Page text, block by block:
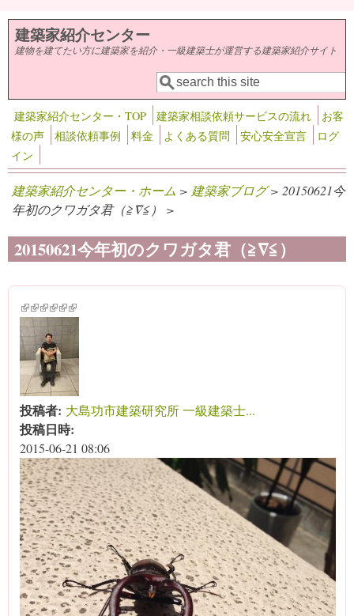
メインコンテンツに移動
建築家紹介センター
建物を建てたい方に建築家を紹介・一級建築士が運営する建築家紹介サイト
検索フォーム
検索
建築家紹介センター・TOP 建築家相談依頼サービスの流れ
お客
様の声
相談依頼事例 料金 よくある質問 安心安全宣言
ログ
イン
建築家紹介センター・ホーム > 建築家ブログ> 20150621今
年初のクワガタ君（≧∇≦） >
20150621今年初のクワガタ君（≧∇≦）
(link is external)
(link is external)
(link is external)
(link is external)
(link is external)
(link is external)
投稿者: 大島功市建築研究所 一級建築士...
投稿日時:
2015-06-21 08:06